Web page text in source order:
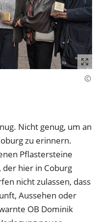
Nicht genug, um an
zu erinnern.
Pflastersteine
der hier in Coburg
nicht zulassen, dass
Aussehen oder
OB Dominik